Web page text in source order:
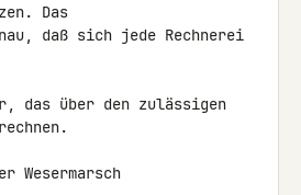
Das
daß sich jede Rechnerei
das über den zulässigen
Wesermarsch